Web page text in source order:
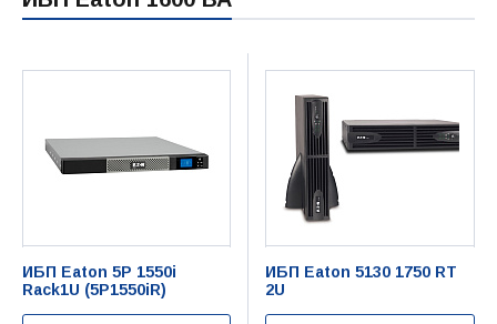
ИБП Eaton 5P 1550i
Rack1U (5P1550iR)
ИБП Eaton 5130 1750 RT
2U